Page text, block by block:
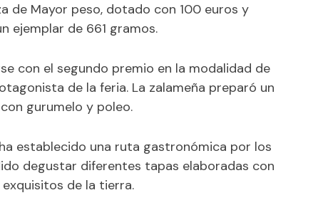
de Mayor peso, dotado con 100 euros y
ejemplar de 661 gramos.
con el segundo premio en la modalidad de
de la feria. La zalameña preparó un
gurumelo y poleo.
establecido una ruta gastronómica por los
degustar diferentes tapas elaboradas con
de la tierra.